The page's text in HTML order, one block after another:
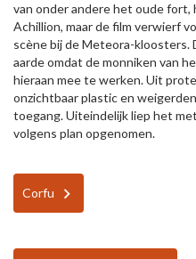
van onder andere het oude
Achillion, maar de film verwierf
scène bij de Meteora-kloosters.
aarde omdat de monniken van
hieraan mee te werken. Uit
onzichtbaar plastic en
toegang. Uiteindelijk liep het
volgens plan opgenomen.
Corfu